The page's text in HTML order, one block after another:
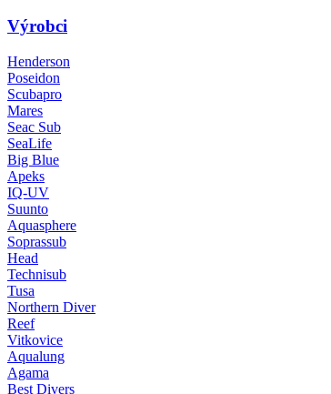
Výrobci
Henderson
Poseidon
Scubapro
Mares
Seac Sub
SeaLife
Big Blue
Apeks
IQ-UV
Suunto
Aquasphere
Soprassub
Head
Technisub
Tusa
Northern Diver
Reef
Vitkovice
Aqualung
Agama
Best Divers